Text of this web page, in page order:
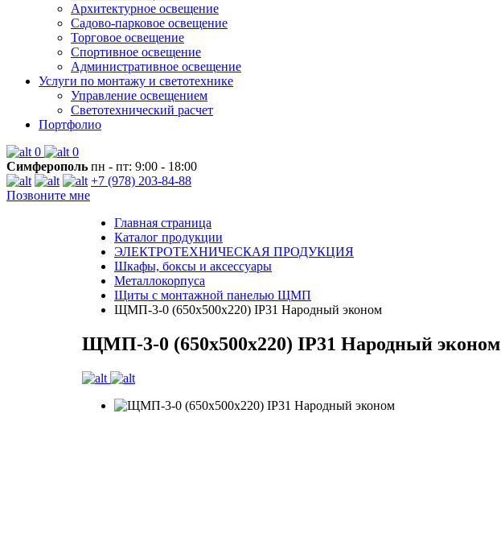
Архитектурное освещение
Садово-парковое освещение
Торговое освещение
Спортивное освещение
Административное освещение
Услуги по монтажу и светотехнике
Управление освещением
Светотехнический расчет
Портфолио
0
0
Симферополь пн - пт: 9:00 - 18:00
+7 (978) 203-84-88
Позвоните мне
Главная страница
Каталог продукции
ЭЛЕКТРОТЕХНИЧЕСКАЯ ПРОДУКЦИЯ
Шкафы, боксы и аксессуары
Металлокорпуса
Щиты с монтажной панелью ЩМП
ЩМП-3-0 (650х500х220) IP31 Народный эконом
ЩМП-3-0 (650х500х220) IP31 Народный эконом